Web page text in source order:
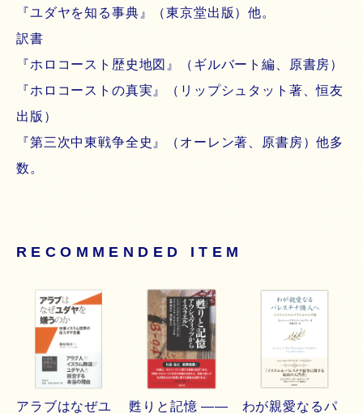
『ユダヤを知る事典』（東京堂出版）他。
訳書
『ホロコースト歴史地図』（ギルバート編、原書房）
『ホロコーストの真実』（リップシュタット著、恒友
出版）
『第三次中東戦争全史』（オーレン著、原書房）他多
数。
RECOMMENDED ITEM
アラブはなぜユ
甦りと記憶 ――
わが親愛なるパ